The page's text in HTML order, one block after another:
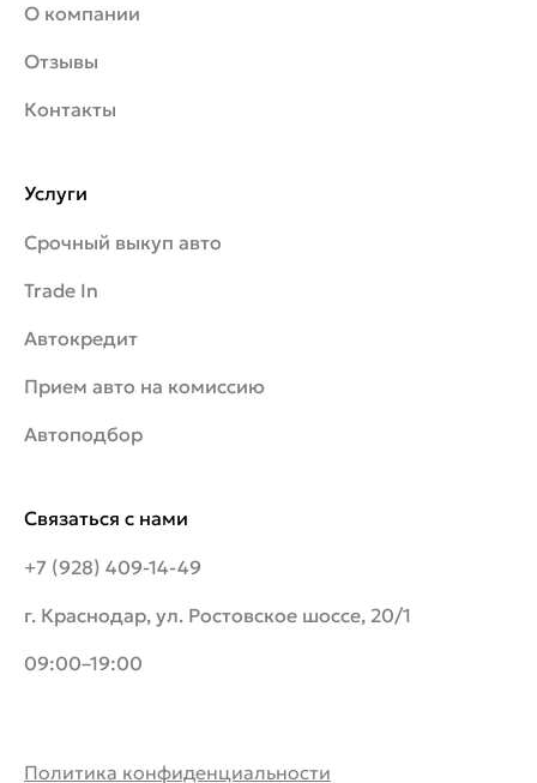
О компании
Отзывы
Контакты
Связаться с нами
+7 (928) 409-14-49
г. Краснодар, ул. Ростовское шоссе, 20/1
09:00–19:00
Услуги
Срочный выкуп авто
Trade In
Автокредит
Прием авто на комиссию
Автоподбор
Политика конфиденциальности